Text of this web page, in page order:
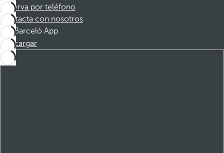
Reserva por teléfono
Contacta con nosotros
Barceló App
Descargar